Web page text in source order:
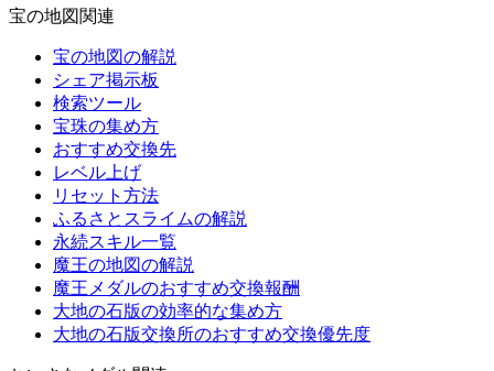
宝の地図関連
宝の地図の解説
シェア掲示板
検索ツール
宝珠の集め方
おすすめ交換先
レベル上げ
リセット方法
ふるさとスライムの解説
永続スキル一覧
魔王の地図の解説
魔王メダルのおすすめ交換報酬
大地の石版の効率的な集め方
大地の石版交換所のおすすめ交換優先度